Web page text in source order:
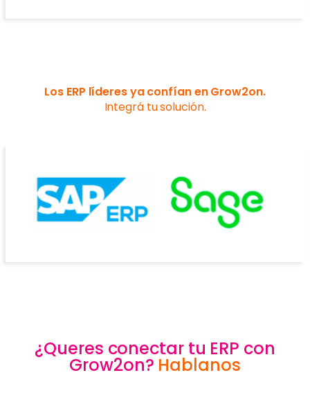
Los ERP líderes ya confían en Grow2on.
Integrá tu solución.
¿Queres conectar tu ERP con
Grow2on? Hablanos